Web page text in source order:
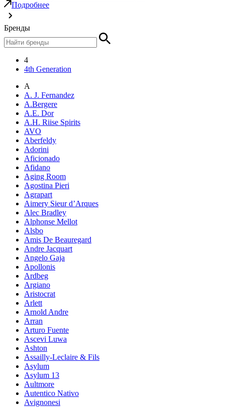
Подробнее
Бренды
4
4th Generation
A
A. J. Fernandez
A.Bergere
A.E. Dor
A.H. Riise Spirits
AVO
Aberfeldy
Adorini
Aficionado
Afidano
Aging Room
Agostina Pieri
Agrapart
Aimery Sieur d’Arques
Alec Bradley
Alphonse Mellot
Alsbo
Amis De Beauregard
Andre Jacquart
Angelo Gaja
Apollonis
Ardbeg
Argiano
Aristocrat
Arlett
Arnold Andre
Arran
Arturo Fuente
Ascevi Luwa
Ashton
Assailly-Leclaire & Fils
Asylum
Asylum 13
Aultmore
Autentico Nativo
Avignonesi